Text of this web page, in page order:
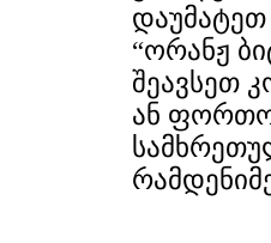
“ორანჟ
შეავსეთ
ან